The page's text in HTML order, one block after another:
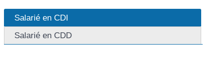
Salarié en CDI
Salarié en CDD